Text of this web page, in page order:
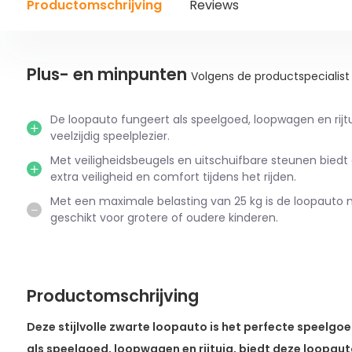
Productomschrijving Reviews
Plus- en minpunten Volgens de productspecialist
De loopauto fungeert als speelgoed, loopwagen en
veelzijdig speelplezier.
Met veiligheidsbeugels en uitschuifbare steunen
extra veiligheid en comfort tijdens het rijden.
Met een maximale belasting van 25 kg is de loopauto
geschikt voor grotere of oudere kinderen.
Productomschrijving
Deze stijlvolle zwarte loopauto is het perfecte
als speelgoed, loopwagen en rijtuig, biedt deze